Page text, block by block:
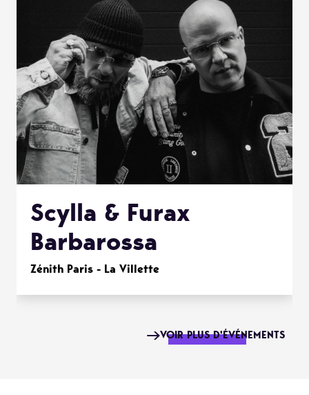
Scylla & Furax
Barbarossa
Zénith Paris - La Villette
VOIR PLUS D'ÉVÉNEMENTS